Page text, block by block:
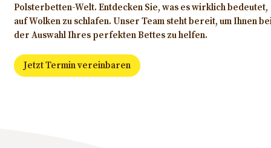
Polsterbetten-Welt. Entdecken Sie, was es wirklich bedeutet,
auf Wolken zu schlafen. Unser Team steht bereit, um Ihnen
der Auswahl Ihres perfekten Bettes zu helfen.
Jetzt Termin vereinbaren